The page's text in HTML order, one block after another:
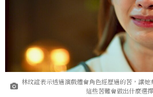
林玟誼表示透過演戲體會角色經歷過的苦，讓
這些苦難會做出什麼選擇